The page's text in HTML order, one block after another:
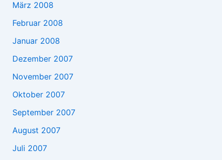
März 2008
Februar 2008
Januar 2008
Dezember 2007
November 2007
Oktober 2007
September 2007
August 2007
Juli 2007